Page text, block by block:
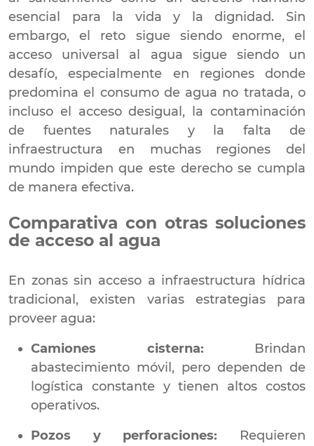
esencial para la vida y la dignidad. Sin
embargo, el reto sigue siendo enorme, el
acceso universal al agua sigue siendo un
desafío, especialmente en regiones donde
predomina el consumo de agua no tratada, o
incluso el acceso desigual, la contaminación
de fuentes naturales y la falta de
infraestructura en muchas regiones del
mundo impiden que este derecho se cumpla
de manera efectiva.
Comparativa con otras soluciones
de acceso al agua
En zonas sin acceso a infraestructura hídrica
tradicional, existen varias estrategias para
proveer agua:
Camiones cisterna: Brindan
abastecimiento móvil, pero dependen de
logística constante y tienen altos costos
operativos.
Pozos y perforaciones: Requieren